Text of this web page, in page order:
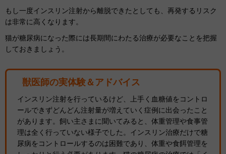
もし一度インスリン注射から離脱できたとしても、再発するリスク
は非常に高くなります。
猫が糖尿病になった際には長期間にわたる治療が必要なことを把握
しておきましょう。
獣医師の実体験＆アドバイス
インスリン注射を行っているけど、上手く血糖値をコントロ
ールできずどんどん注射量が増えていく症例に出会ったこと
があります。飼い主さまに聞いてみると、体重管理や食事管
理は全く行っていない様子でした。インスリン治療だけで糖
尿病をコントロールするのは困難であり、体重や食餌管理を